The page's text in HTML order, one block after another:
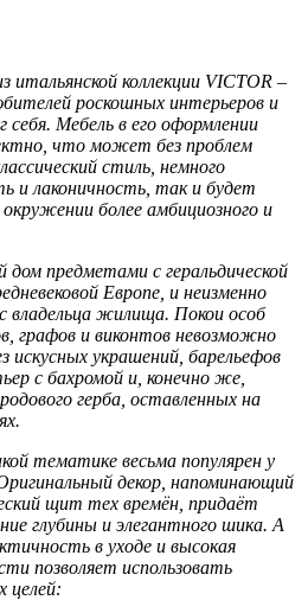
коллекции VICTOR –
роскошных интерьеров и
Мебель в его оформлении
что может без проблем
стиль, немного
и лаконичность, так и будет
более амбициозного и
предметами с геральдической
Европе, и неизменно
владельца жилища. Покои особ
графов и виконтов невозможно
искусных украшений, барельефов
с бахромой и, конечно же,
герба, оставленных на
тематике весьма популярен у
декор, напоминающий
щит тех времён, придаёт
глубины и элегантного шика. А
в уходе и высокая
позволяет использовать
целей: